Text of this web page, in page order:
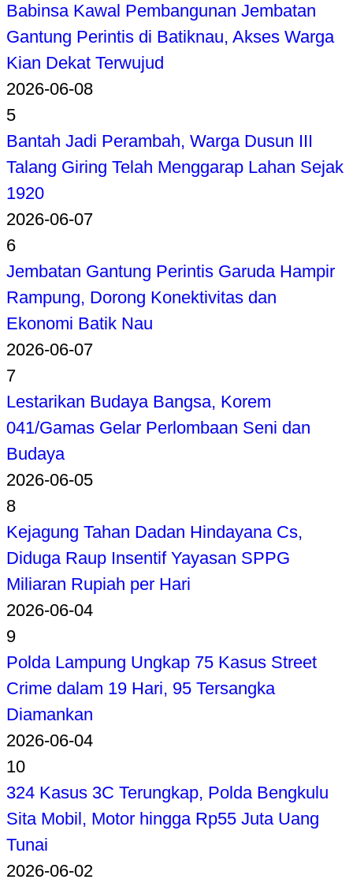
Babinsa Kawal Pembangunan Jembatan
Gantung Perintis di Batiknau, Akses Warga
Kian Dekat Terwujud
2026-06-08
5
Bantah Jadi Perambah, Warga Dusun III
Talang Giring Telah Menggarap Lahan Sejak
1920
2026-06-07
6
Jembatan Gantung Perintis Garuda Hampir
Rampung, Dorong Konektivitas dan
Ekonomi Batik Nau
2026-06-07
7
Lestarikan Budaya Bangsa, Korem
041/Gamas Gelar Perlombaan Seni dan
Budaya
2026-06-05
8
Kejagung Tahan Dadan Hindayana Cs,
Diduga Raup Insentif Yayasan SPPG
Miliaran Rupiah per Hari
2026-06-04
9
Polda Lampung Ungkap 75 Kasus Street
Crime dalam 19 Hari, 95 Tersangka
Diamankan
2026-06-04
10
324 Kasus 3C Terungkap, Polda Bengkulu
Sita Mobil, Motor hingga Rp55 Juta Uang
Tunai
2026-06-02